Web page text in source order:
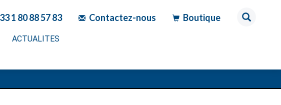
1 80 88 57 83 Contactez-nous Boutique
ACTUALITES